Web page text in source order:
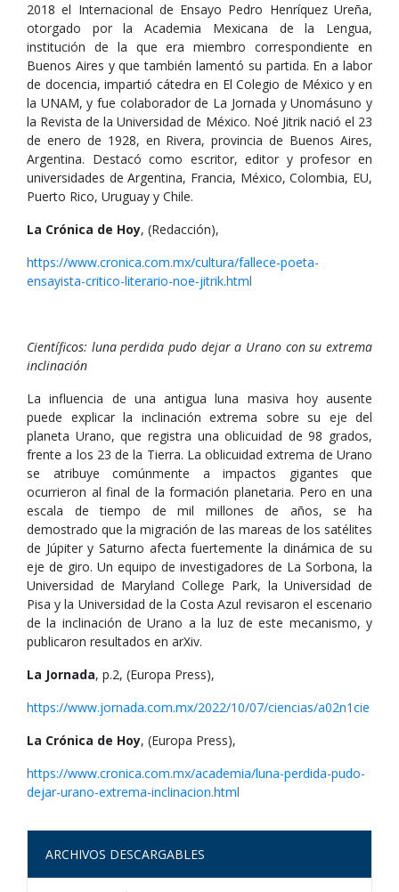
2018 el Internacional de Ensayo Pedro Henríquez Ureña,
otorgado por la Academia Mexicana de la Lengua,
institución de la que era miembro correspondiente en
Buenos Aires y que también lamentó su partida. En a labor
de docencia, impartió cátedra en El Colegio de México y en
la UNAM, y fue colaborador de La Jornada y Unomásuno y
la Revista de la Universidad de México. Noé Jitrik nació el 23
de enero de 1928, en Rivera, provincia de Buenos Aires,
Argentina. Destacó como escritor, editor y profesor en
universidades de Argentina, Francia, México, Colombia, EU,
Puerto Rico, Uruguay y Chile.
La Crónica de Hoy, (Redacción),
https://www.cronica.com.mx/cultura/fallece-poeta-
ensayista-critico-literario-noe-jitrik.html
Científicos: luna perdida pudo dejar a Urano con su extrema
inclinación
La influencia de una antigua luna masiva hoy ausente
puede explicar la inclinación extrema sobre su eje del
planeta Urano, que registra una oblicuidad de 98 grados,
frente a los 23 de la Tierra. La oblicuidad extrema de Urano
se atribuye comúnmente a impactos gigantes que
ocurrieron al final de la formación planetaria. Pero en una
escala de tiempo de mil millones de años, se ha
demostrado que la migración de las mareas de los satélites
de Júpiter y Saturno afecta fuertemente la dinámica de su
eje de giro. Un equipo de investigadores de La Sorbona, la
Universidad de Maryland College Park, la Universidad de
Pisa y la Universidad de la Costa Azul revisaron el escenario
de la inclinación de Urano a la luz de este mecanismo, y
publicaron resultados en arXiv.
La Jornada, p.2, (Europa Press),
https://www.jornada.com.mx/2022/10/07/ciencias/a02n1cie
La Crónica de Hoy, (Europa Press),
https://www.cronica.com.mx/academia/luna-perdida-pudo-
dejar-urano-extrema-inclinacion.html
ARCHIVOS DESCARGABLES